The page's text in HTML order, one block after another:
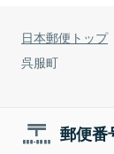
日本郵便トップ
呉服町
郵便番